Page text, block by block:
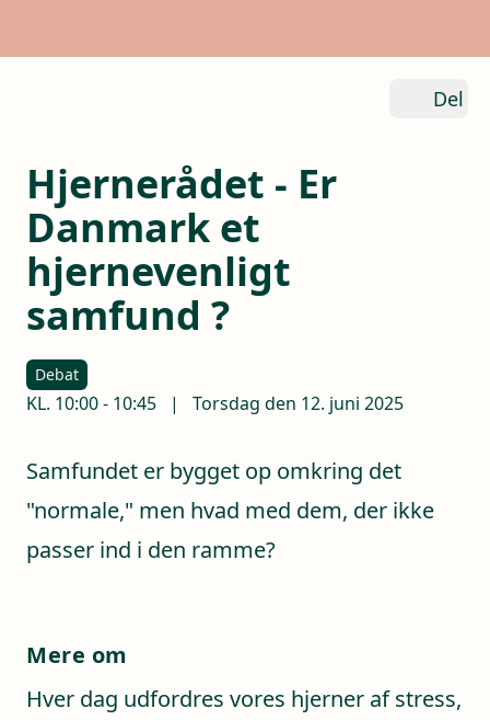
Del
Hjernerådet - Er
Danmark et
hjernevenligt
samfund ?
Debat
KL. 10:00- 10:45 | Torsdag den 12. juni 2025
Samfundet er bygget op omkring det
"normale," men hvad med dem, der ikke
passer ind i den ramme?
Mere om
Hver dag udfordres vores hjerner af stress,